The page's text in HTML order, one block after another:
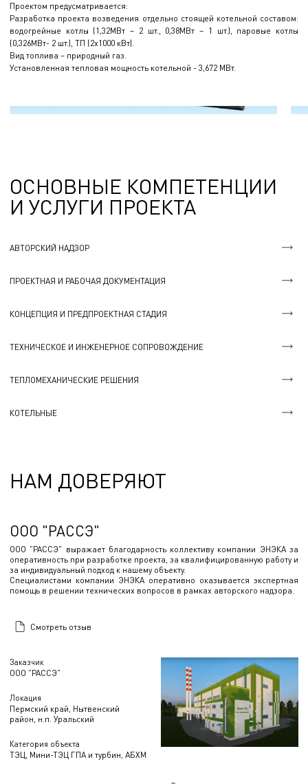
Проектом предусматривается:
Разработка проекта возведения отдельно стоящей котельной составом:
водогрейные котлы (1,32МВт – 2 шт., 0,38МВт – 1 шт.), паровые котлы
(0,326МВт- 2 шт.), ТП (2х1000 кВт).
Вид топлива – природный газ.
Установленная тепловая мощность котельной - 3,672 МВт.
ОСНОВНЫЕ КОМПЕТЕНЦИИ
И УСЛУГИ ПРОЕКТА
АВТОРСКИЙ НАДЗОР
ПРОЕКТНАЯ И РАБОЧАЯ ДОКУМЕНТАЦИЯ
КОНЦЕПЦИЯ И ПРЕДПРОЕКТНАЯ СТАДИЯ
ТЕХНИЧЕСКОЕ И ИНЖЕНЕРНОЕ СОПРОВОЖДЕНИЕ
ТЕПЛОМЕХАНИЧЕСКИЕ РЕШЕНИЯ
КОТЕЛЬНЫЕ
НАМ ДОВЕРЯЮТ
Заказчик
ООО "РАССЭ"
Локация
Пермский край, Нытвенский
район, н.п. Уральский
Категория объекта
ТЭЦ, Мини-ТЭЦ ГПА и турбин, АБХМ
ООО "РАССЭ"
ООО "РАССЭ" выражает благодарность коллективу компании ЭНЭКА за
оперативность при разработке проекта, за квалифицированную работу и
за индивидуальный подход к нашему объекту.
Специалистами компании ЭНЭКА оперативно оказывается экспертная
помощь в решении технических вопросов в рамках авторского надзора.
Смотреть отзыв